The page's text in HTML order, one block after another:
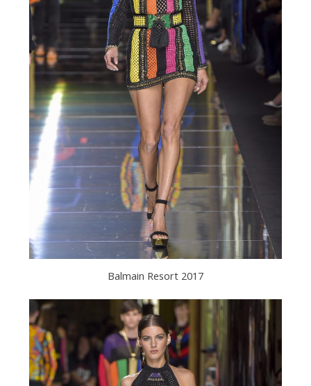
Balmain Resort 2017